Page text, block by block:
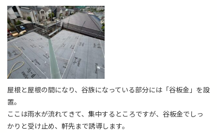
屋根と屋根の間になり、谷族になっている部分には「谷板金」を設
置。
ここは雨水が流れてきて、集中するところですが、谷板金でしっ
かりと受け止め、軒先まで誘導します。